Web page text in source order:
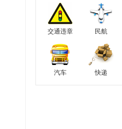
交通违章 民航
汽车 快递